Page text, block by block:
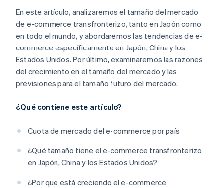
En este artículo, analizaremos el tamaño del mercado
de e-commerce transfronterizo, tanto en Japón como
en todo el mundo, y abordaremos las tendencias de e-
commerce específicamente en Japón, China y los
Estados Unidos. Por último, examinaremos las razones
del crecimiento en el tamaño del mercado y las
previsiones para el tamaño futuro del mercado.
¿Qué contiene este artículo?
Cuota de mercado del e-commerce por país
¿Qué tamaño tiene el e-commerce transfronterizo
en Japón, China y los Estados Unidos?
¿Por qué está creciendo el e-commerce